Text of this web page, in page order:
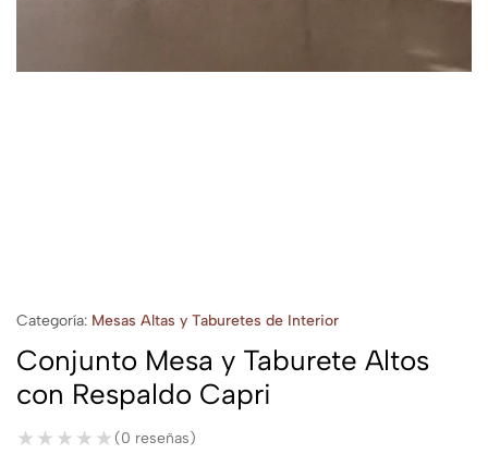
Categoría: Mesas Altas y Taburetes de Interior
Conjunto Mesa y Taburete Altos
con Respaldo Capri
★★★★★
★★★★★ (0 reseñas)